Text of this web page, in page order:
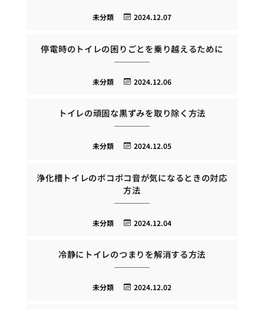
2024.12.07
未分類
停電時のトイレの困りごとを乗り越えるために
2024.12.06
未分類
トイレの頑固な黒ずみを取り除く方法
2024.12.05
未分類
浄化槽トイレのボコボコ音が気になるときの対応
方法
2024.12.04
未分類
冷静にトイレのつまりを解消する方法
2024.12.02
未分類